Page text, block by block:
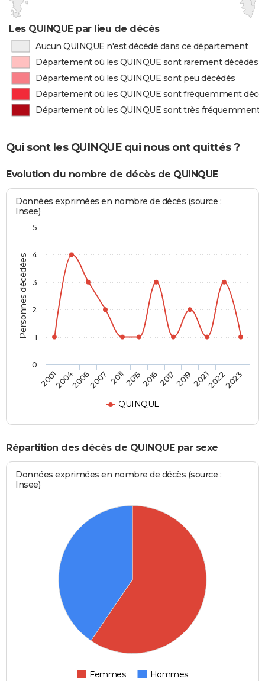
Les QUINQUE par lieu de décès
Aucun QUINQUE n'est décédé dans ce département
Département où les QUINQUE sont rarement décédés
Département où les QUINQUE sont peu décédés
Département où les QUINQUE sont fréquemment
Département où les QUINQUE sont très fréquemment
Qui sont les QUINQUE qui nous ont quittés ?
Evolution du nombre de décès de QUINQUE
Personnes décédées
Données exprimées en nombre de décès (source :
Insee)
QUINQUE
2001200420062007 20112015201620172019202120222023
0
1
2
3
4
5
Répartition des décès de QUINQUE par sexe
Données exprimées en nombre de décès (source :
Insee)
Femmes Hommes